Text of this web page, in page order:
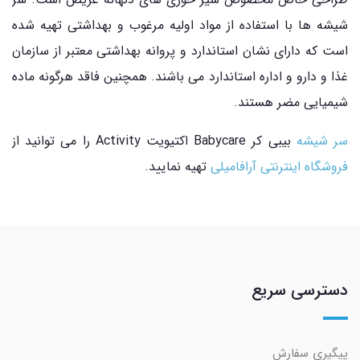
شیشه ها با استفاده از مواد اولیه مرغوب و بهداشتی تهیه شده
است که دارای نشان استاندارد و پروانه بهداشتی معتبر از سازمان
غذا و دارو و اداره استاندارد می باشند. همچنین فاقد هرگونه ماده
شیمیایی مضر هستند.
سر شیشه بیبی کر Babycare اکتیویت Activity را می توانید از
فروشگاه اینترنتی آرافامیلی تهیه نمایید.
دسترسی سریع
پیگیری سفارش